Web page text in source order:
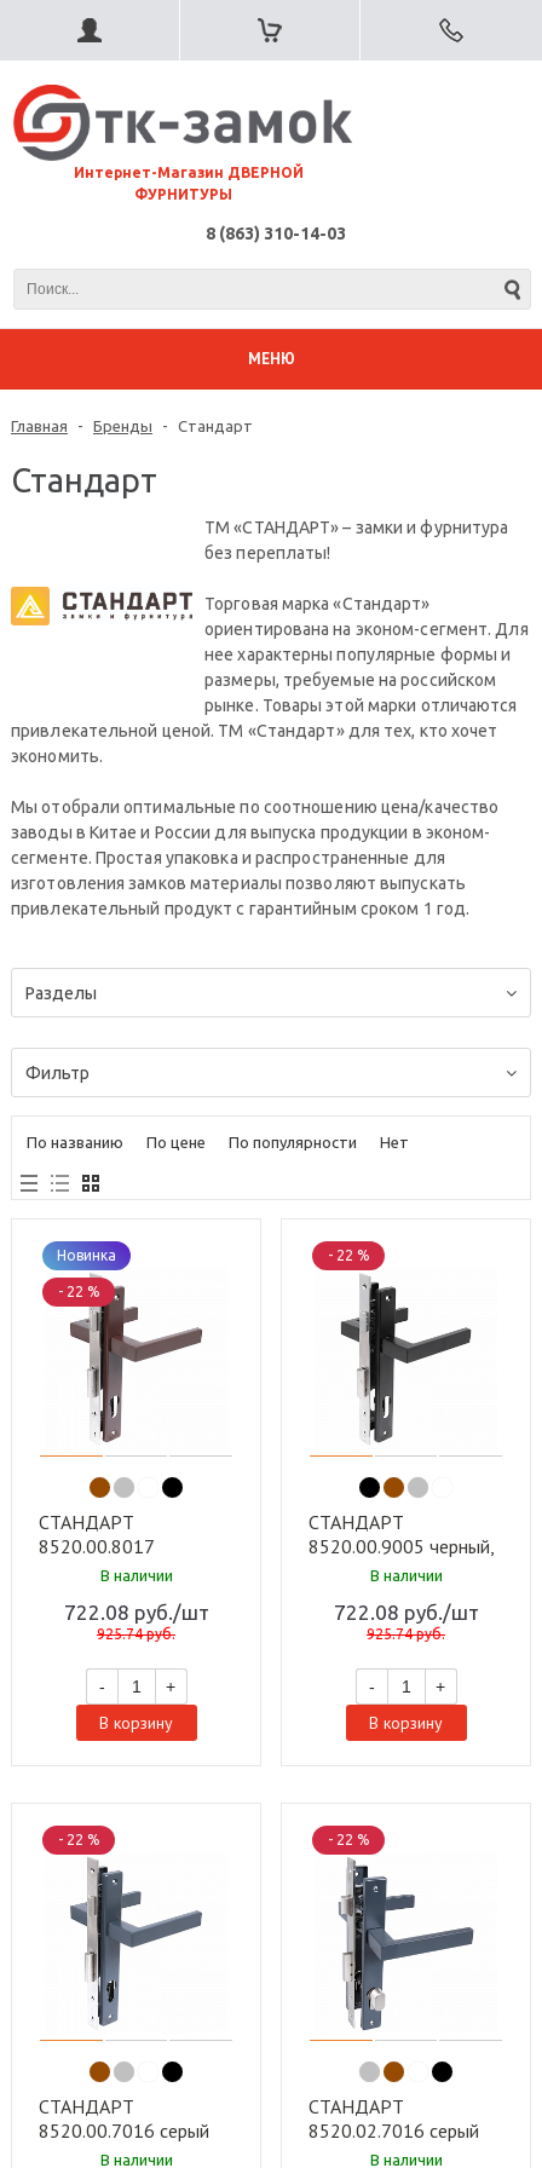
⠀Интернет-Магазин ДВЕРНОЙ
ФУРНИТУРЫ
8 (863) 310-14-03
МЕНЮ
Главная - Бренды - Стандарт
Стандарт
ТМ «СТАНДАРТ» – замки и фурнитура
без переплаты!
Торговая марка «Стандарт»
ориентирована на эконом-сегмент. Для
нее характерны популярные формы и
размеры, требуемые на российском
рынке. Товары этой марки отличаются
привлекательной ценой. ТМ «Стандарт» для тех, кто хочет
экономить.
Мы отобрали оптимальные по соотношению цена/качество
заводы в Китае и России для выпуска продукции в эконом-
сегменте. Простая упаковка и распространенные для
изготовления замков материалы позволяют выпускать
привлекательный продукт с гарантийным сроком 1 год.
Разделы
Фильтр
По названию По цене По популярности Нет
Новинка
- 22 %
СТАНДАРТ
8520.00.8017
коричневый, БЕЗ Ц/М
(20)
В наличии
722.08 руб. /шт
925.74руб.
- +
В корзину
- 22 %
СТАНДАРТ
8520.00.9005 черный,
БЕЗ Ц/М Замок
В наличии
722.08 руб. /шт
925.74руб.
- +
В корзину
- 22 %
СТАНДАРТ
8520.00.7016 серый
антрацит, БЕЗ Ц/М
В наличии
- 22 %
СТАНДАРТ
8520.02.7016 серый
антрацит, ключ-
В наличии